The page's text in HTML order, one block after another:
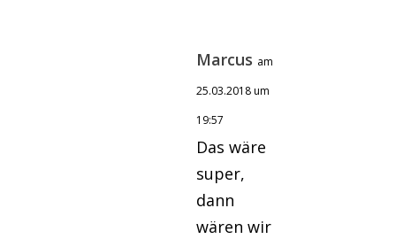
Marcus am
25.03.2018 um
19:57
Das wäre
super,
dann
wären wir